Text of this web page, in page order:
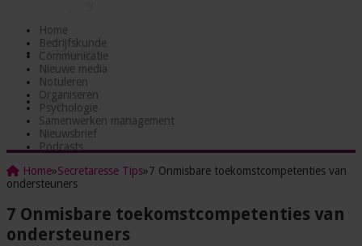
Partnerships
Blog
Home
Bedrijfskunde
Communicatie
Nieuwe media
Notuleren
Organiseren
Psychologie
Samenwerken management
Nieuwsbrief
Podcasts
Home»Secretaresse Tips»7 Onmisbare toekomstcompetenties van
ondersteuners
7 Onmisbare toekomstcompetenties van
ondersteuners